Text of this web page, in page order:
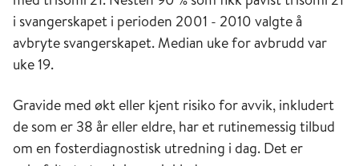
i svangerskapet i perioden 2001 - 2010 valgte å
avbryte svangerskapet. Median uke for avbrudd var
uke 19.
Gravide med økt eller kjent risiko for avvik, inkludert
de som er 38 år eller eldre, har et rutinemessig tilbud
om en fosterdiagnostisk utredning i dag. Det er